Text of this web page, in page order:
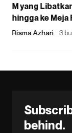
M yang
hingga ke Meja
Risma Azhari 3
behind.